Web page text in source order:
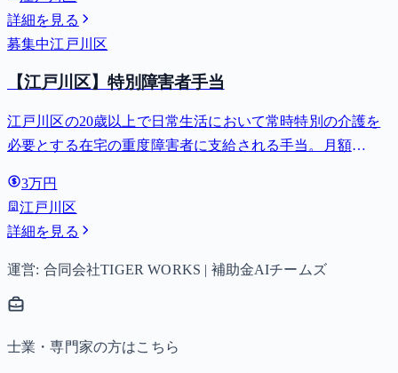
詳細を見る
募集中江戸川区
【江戸川区】特別障害者手当
江戸川区の20歳以上で日常生活において常時特別の介護を
必要とする在宅の重度障害者に支給される手当。月額
3万円
江戸川区
詳細を見る
運営: 合同会社TIGER WORKS | 補助金AIチームズ
士業・専門家の方はこちら